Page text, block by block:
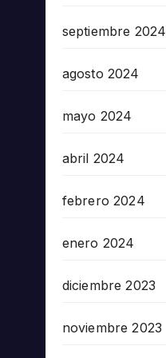
septiembre 2024
agosto 2024
mayo 2024
abril 2024
febrero 2024
enero 2024
diciembre 2023
noviembre 2023